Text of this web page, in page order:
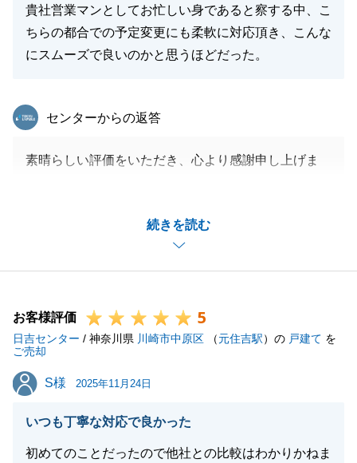
いたと思っております。
また、不動産に関するご質問等ございましたらお気軽
にお問合せください。
閉じる
貴社営業マンとしてお忙しい身であると察する中、こ
ちらの都合での予定変更にも柔軟に対応頂き、こんな
にスムーズで良いのかと思うほどだった。
続きを読む
東急リバブル
センターからの返答
素晴らしい評価をいただき、心より感謝申し上げま
最優先に考えることは、プロの仲介担当として当然の
ことと考えております。今回、「こんなにスムーズで
良いのかと思うほどだった」と感じていただけたこと
不動産売買は「難しい、煩雑だ」と思われがちです
が、私たちはお客様が笑顔でゴールを迎えられるよう
伴走するパートナーでありたいと思っております。こ
れからも溝ノ口エリアの皆様に寄り添った柔軟な対応
今後も、東急リバブル溝ノ口センターの担当として、
正確かつ迅速なサポートを徹底してまいります。
お客様評価 5
日吉センター / 神奈川県 川崎市中原区 （元住吉駅）の 戸建て を
ご売却
S様
S様 2025年11月24日
いつも丁寧な対応で良かった
初めてのことだったので他社との比較はわかりかねま